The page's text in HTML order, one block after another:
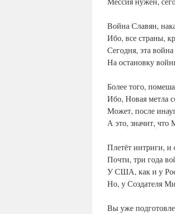
Война Славян,
Ибо, все страны,
Сегодня, эта
На остановку
Более того,
Ибо, Новая метла
Может, после
А это, значит,
Плетёт интриги, и
Почти, три года
У США, как и у
Но, у Создателя
Вы уже